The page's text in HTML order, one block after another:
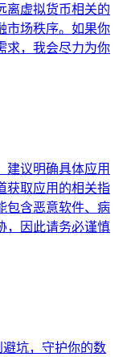
离虚拟货币相关的
市场秩序。如果你
求，我会尽力为你
建议明确具体应用
获取应用的相关指
包含恶意软件、病
，因此请务必谨慎
坑，守护你的数